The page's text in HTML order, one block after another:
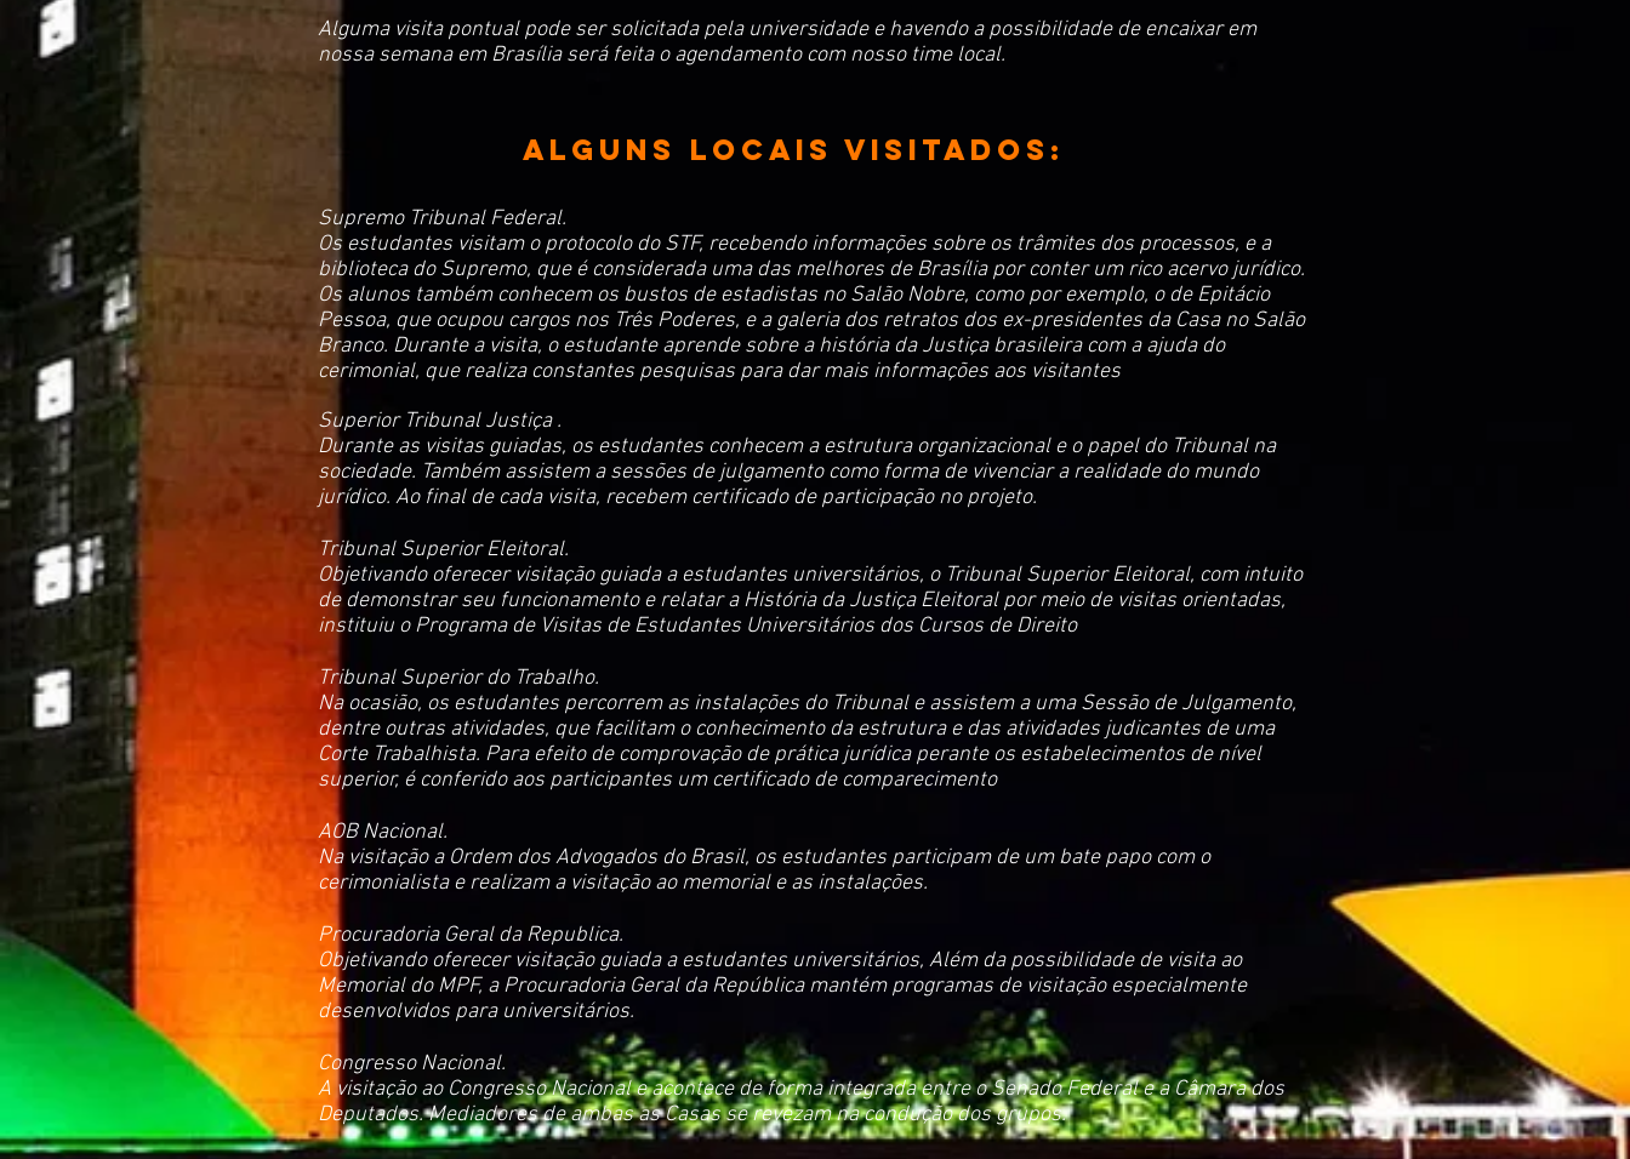
Alguma visita pontual pode ser solicitada pela universidade e havendo a possibilidade de encaixar em
nossa semana em Brasília será feita o agendamento com nosso time local.
alguns locais visitados:
Supremo Tribunal Federal.
Os estudantes visitam o protocolo do STF, recebendo informações sobre os trâmites dos processos, e a
biblioteca do Supremo, que é considerada uma das melhores de Brasília por conter um rico acervo jurídico.
Os alunos também conhecem os bustos de estadistas no Salão Nobre, como por exemplo, o de Epitácio
Pessoa, que ocupou cargos nos Três Poderes, e a galeria dos retratos dos ex-presidentes da Casa no Salão
Branco. Durante a visita, o estudante aprende sobre a história da Justiça brasileira com a ajuda do
cerimonial, que realiza constantes pesquisas para dar mais informações aos visitantes
Superior Tribunal Justiça .
Durante as visitas guiadas, os estudantes conhecem a estrutura organizacional e o papel do Tribunal na
sociedade. Também assistem a sessões de julgamento como forma de vivenciar a realidade do mundo
jurídico. Ao final de cada visita, recebem certificado de participação no projeto.
Tribunal Superior Eleitoral.
Objetivando oferecer visitação guiada a estudantes universitários, o Tribunal Superior Eleitoral, com intuito
de demonstrar seu funcionamento e relatar a História da Justiça Eleitoral por meio de visitas orientadas,
instituiu o Programa de Visitas de Estudantes Universitários dos Cursos de Direito
Tribunal Superior do Trabalho.
Na ocasião, os estudantes percorrem as instalações do Tribunal e assistem a uma Sessão de Julgamento,
dentre outras atividades, que facilitam o conhecimento da estrutura e das atividades judicantes de uma
Corte Trabalhista. Para efeito de comprovação de prática jurídica perante os estabelecimentos de nível
superior, é conferido aos participantes um certificado de comparecimento
AOB Nacional.
Na visitação a Ordem dos Advogados do Brasil, os estudantes participam de um bate papo com o
cerimonialista e realizam a visitação ao memorial e as instalações.
Procuradoria Geral da Republica.
Objetivando oferecer visitação guiada a estudantes universitários, Além da possibilidade de visita ao
Memorial do MPF, a Procuradoria Geral da República mantém programas de visitação especialmente
desenvolvidos para universitários.
Congresso Nacional.
A visitação ao Congresso Nacional e acontece de forma integrada entre o Senado Federal e a Câmara dos
Deputados. Mediadores de ambas as Casas se revezam na condução dos grupos.